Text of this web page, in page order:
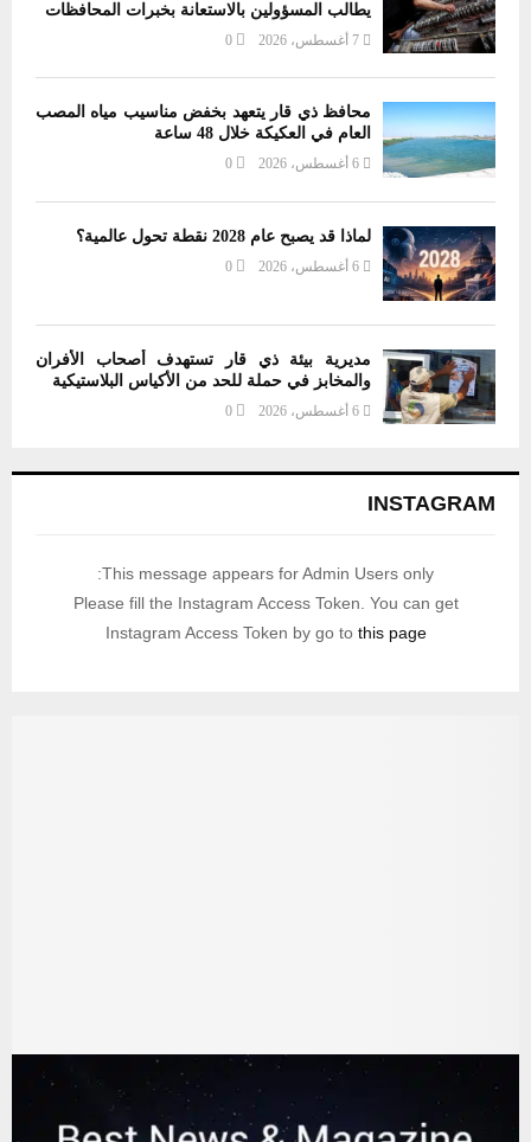
يطالب المسؤولين بالاستعانة بخبرات المحافظات
7 أغسطس، 2026 0
محافظ ذي قار يتعهد بخفض مناسيب مياه المصب
العام في العكيكة خلال 48 ساعة
6 أغسطس، 2026 0
لماذا قد يصبح عام 2028 نقطة تحول عالمية؟
6 أغسطس، 2026 0
مديرية بيئة ذي قار تستهدف أصحاب الأفران
والمخابز في حملة للحد من الأكياس البلاستيكية
6 أغسطس، 2026 0
INSTAGRAM
This message appears for Admin Users only:
Please fill the Instagram Access Token. You can get
Instagram Access Token by go to this page